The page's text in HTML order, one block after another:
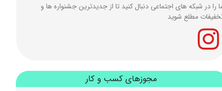
را در شبکه های اجتماعی دنبال کنید تا از جدیدترین جشنواره ها و
مطلع شوید
مجوزهای کسب و کار